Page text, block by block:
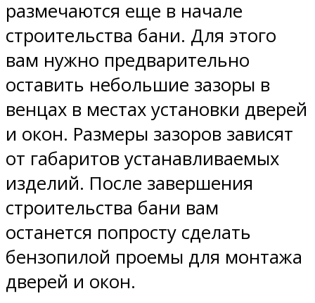
размечаются еще в начале
строительства бани. Для этого
вам нужно предварительно
оставить небольшие зазоры в
венцах в местах установки дверей
и окон. Размеры зазоров зависят
от габаритов устанавливаемых
изделий. После завершения
строительства бани вам
останется попросту сделать
бензопилой проемы для монтажа
дверей и окон.